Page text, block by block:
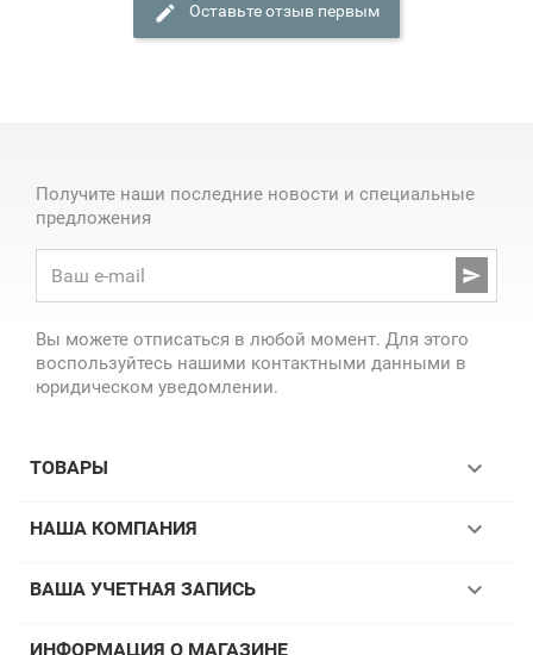
Оставьте отзыв первым
Получите наши последние новости и специальные
предложения

Вы можете отписаться в любой момент. Для этого
воспользуйтесь нашими контактными данными в
юридическом уведомлении.
ТОВАРЫ 
НАША КОМПАНИЯ 
ВАША УЧЕТНАЯ ЗАПИСЬ 
ИНФОРМАЦИЯ О МАГАЗИНЕ